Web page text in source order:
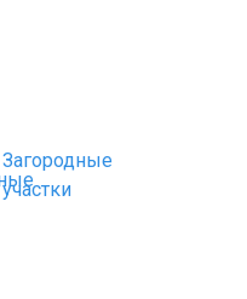
Загородные
участки